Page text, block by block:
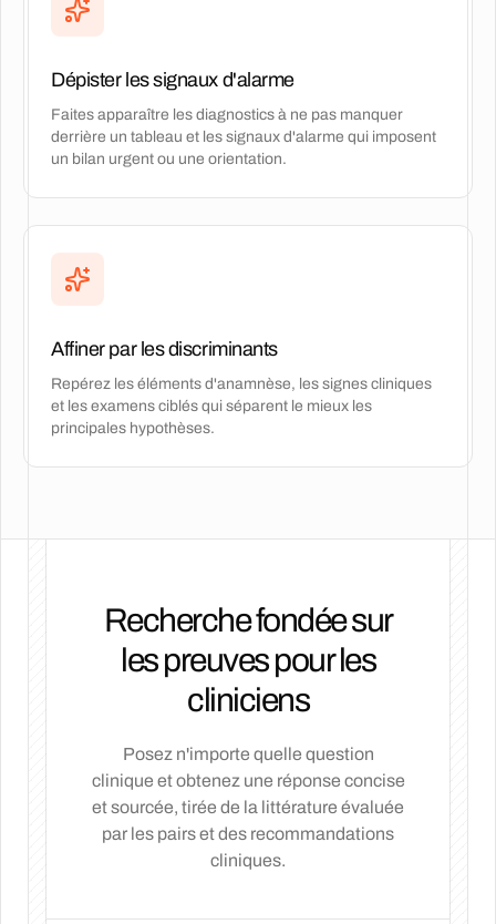
Dépister les signaux d'alarme
Faites apparaître les diagnostics à ne pas manquer
derrière un tableau et les signaux d'alarme qui imposent
un bilan urgent ou une orientation.
Affiner par les discriminants
Repérez les éléments d'anamnèse, les signes cliniques
et les examens ciblés qui séparent le mieux les
principales hypothèses.
Recherche fondée sur
les preuves pour les
cliniciens
Posez n'importe quelle question
clinique et obtenez une réponse concise
et sourcée, tirée de la littérature évaluée
par les pairs et des recommandations
cliniques.